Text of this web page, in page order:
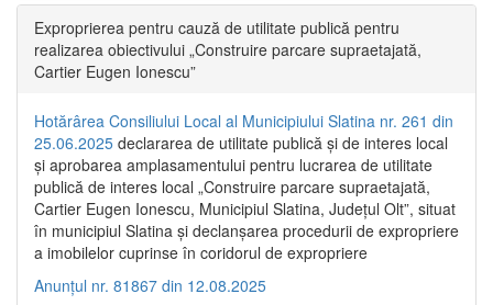
Exproprierea pentru cauză de utilitate publică pentru
realizarea obiectivului „Construire parcare supraetajată,
Cartier Eugen Ionescu”
Hotărârea Consiliului Local al Municipiului Slatina nr. 261 din
25.06.2025 declararea de utilitate publică și de interes local
și aprobarea amplasamentului pentru lucrarea de utilitate
publică de interes local „Construire parcare supraetajată,
Cartier Eugen Ionescu, Municipiul Slatina, Județul Olt”, situat
în municipiul Slatina și declanșarea procedurii de expropriere
a imobilelor cuprinse în coridorul de expropriere
Anunțul nr. 81867 din 12.08.2025